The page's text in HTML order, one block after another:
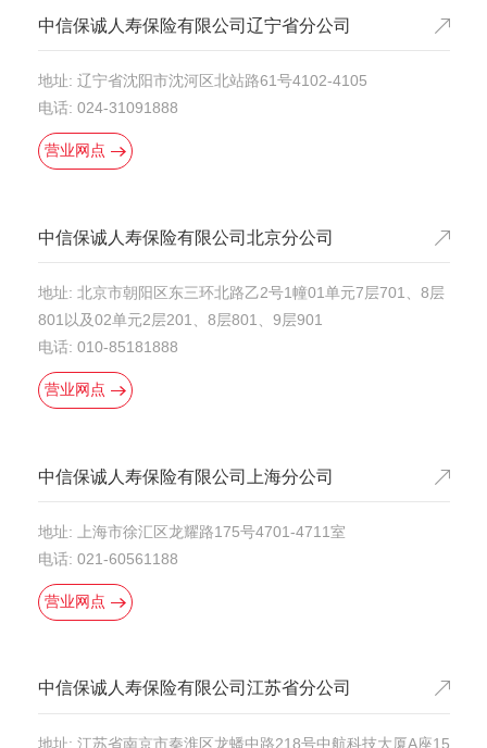
中信保诚人寿保险有限公司辽宁省分公司
地址: 辽宁省沈阳市沈河区北站路61号4102-4105
电话: 024-31091888
营业网点
中信保诚人寿保险有限公司北京分公司
地址: 北京市朝阳区东三环北路乙2号1幢01单元7层701、8层
801以及02单元2层201、8层801、9层901
电话: 010-85181888
营业网点
中信保诚人寿保险有限公司上海分公司
地址: 上海市徐汇区龙耀路175号4701-4711室
电话: 021-60561188
营业网点
中信保诚人寿保险有限公司江苏省分公司
地址: 江苏省南京市秦淮区龙蟠中路218号中航科技大厦A座15